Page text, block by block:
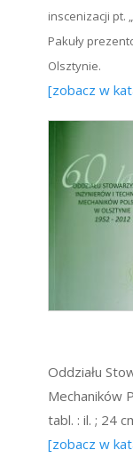
inscenizacji pt.
Pakuły
Olsztynie.
[zobacz w
Oddziału
Mechaników
tabl. : il. ; 24
[zobacz w